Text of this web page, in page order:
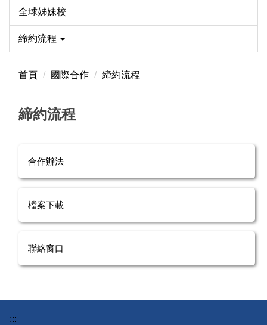
全球姊妹校
締約流程
首頁 國際合作 締約流程
締約流程
合作辦法
檔案下載
聯絡窗口
:::